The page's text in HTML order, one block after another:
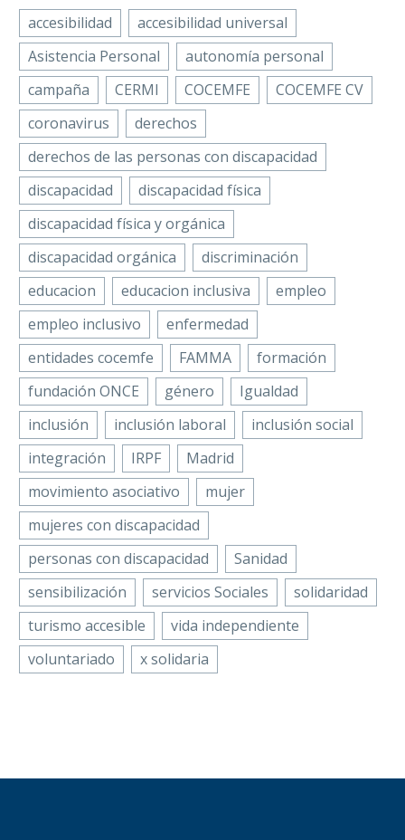
accesibilidad
accesibilidad universal
Asistencia Personal
autonomía personal
campaña
CERMI COCEMFE
COCEMFE CV
coronavirus
derechos
derechos de las personas con discapacidad
discapacidad
discapacidad física
discapacidad física y orgánica
discapacidad orgánica
discriminación
educacion
educacion inclusiva
empleo
empleo inclusivo
enfermedad
entidades cocemfe
FAMMA
formación
fundación ONCE
género
Igualdad
inclusión
inclusión laboral
inclusión social
integración
IRPF
Madrid
movimiento asociativo
mujer
mujeres con discapacidad
personas con discapacidad
Sanidad
sensibilización
servicios Sociales
solidaridad
turismo accesible
vida independiente
voluntariado
x solidaria